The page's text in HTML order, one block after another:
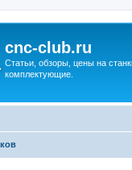
cnc-club.ru
Статьи, обзоры, цены на
комплектующие.